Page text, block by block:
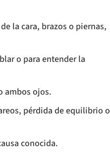
la cara, brazos o piernas,
o para entender la
ambos ojos.
pérdida de equilibrio o
conocida.